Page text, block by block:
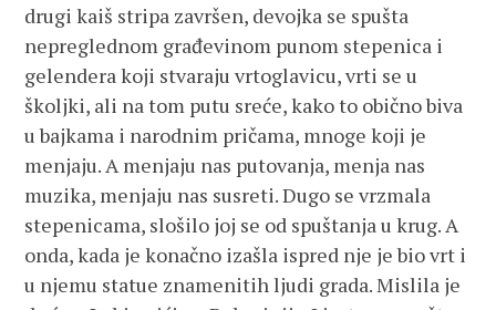
drugi kaiš stripa završen, devojka se spušta
nepreglednom građevinom punom stepenica i
gelendera koji stvaraju vrtoglavicu, vrti se u
školjki, ali na tom putu sreće, kako to obično biva
u bajkama i narodnim pričama, mnoge koji je
menjaju. A menjaju nas putovanja, menja nas
muzika, menjaju nas susreti. Dugo se vrzmala
stepenicama, slošilo joj se od spuštanja u krug. A
onda, kada je konačno izašla ispred nje je bio vrt i
u njemu statue znamenitih ljudi grada. Mislila je